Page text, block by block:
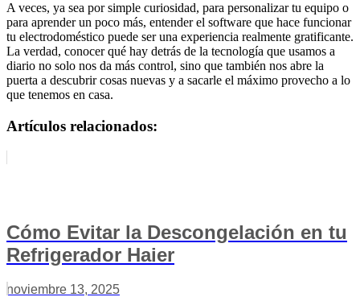
A veces, ya sea por simple curiosidad, para personalizar tu equipo o
para aprender un poco más, entender el software que hace funcionar
tu electrodoméstico puede ser una experiencia realmente gratificante.
La verdad, conocer qué hay detrás de la tecnología que usamos a
diario no solo nos da más control, sino que también nos abre la
puerta a descubrir cosas nuevas y a sacarle el máximo provecho a lo
que tenemos en casa.
Artículos relacionados:
Cómo Evitar la Descongelación en tu
Refrigerador Haier
noviembre 13, 2025